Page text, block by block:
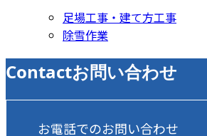
足場工事・建て方工事
除雪作業
Contactお問い合わせ
お電話でのお問い合わせ